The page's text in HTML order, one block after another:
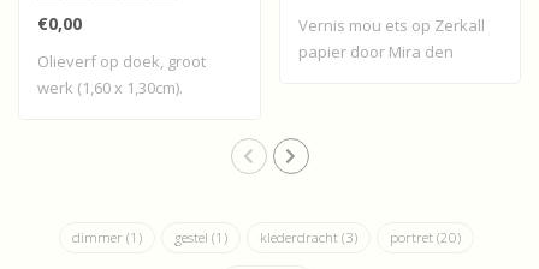
€0,00
Olieverf op doek, groot
werk (1,60 x 1,30cm).
Vernis mou ets op Zerkall
papier door Mira den
dimmer (1) gestel (1) klederdracht (3) portret (20)